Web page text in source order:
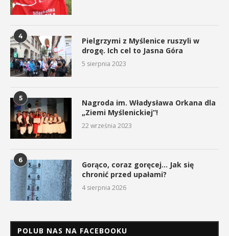
4
Pielgrzymi z Myślenice ruszyli w
drogę. Ich cel to Jasna Góra
5 sierpnia 2023
5
Nagroda im. Władysława Orkana dla
„Ziemi Myślenickiej”!
22 września 2023
6
Gorąco, coraz goręcej… Jak się
chronić przed upałami?
4 sierpnia 2026
POLUB NAS NA FACEBOOKU